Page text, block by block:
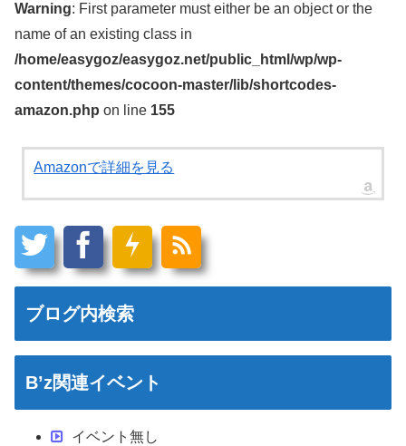
Warning: First parameter must either be an object or the
name of an existing class in
/home/easygoz/easygoz.net/public_html/wp/wp-
content/themes/cocoon-master/lib/shortcodes-
amazon.php on line 155
Amazonで詳細を見る
ブログ内検索
B’z関連イベント
イベント無し